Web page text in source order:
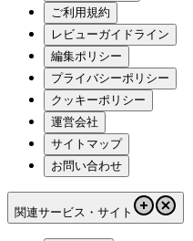
ご利用規約
レビューガイドライン
編集ポリシー
プライバシーポリシー
クッキーポリシー
運営会社
サイトマップ
お問い合わせ
関連サービス・サイト